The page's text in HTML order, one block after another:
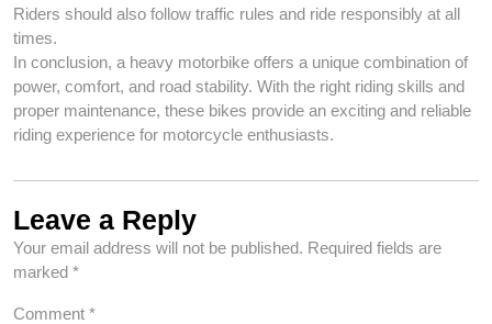
Riders should also follow traffic rules and ride responsibly at all
times.
In conclusion, a heavy motorbike offers a unique combination of
power, comfort, and road stability. With the right riding skills and
proper maintenance, these bikes provide an exciting and reliable
riding experience for motorcycle enthusiasts.
Leave a Reply
Your email address will not be published. Required fields are
marked *
Comment *